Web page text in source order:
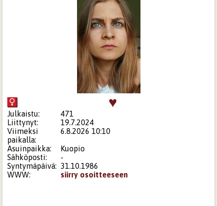
♥
Julkaistu:
471
Liittynyt:
19.7.2024
Viimeksi
paikalla:
6.8.2026 10:10
Asuinpaikka:
Kuopio
Sähköposti:
-
Syntymäpäivä: 31.10.1986
WWW:
siirry osoitteeseen